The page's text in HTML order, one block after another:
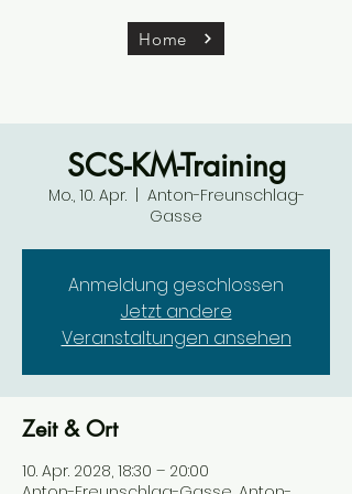
Home
SCS-KM-Training
Mo., 10. Apr.
  |
Anton-Freunschlag-
Gasse
Anmeldung geschlossen
Jetzt andere
Veranstaltungen ansehen
Zeit & Ort
10. Apr. 2028, 18:30 – 20:00